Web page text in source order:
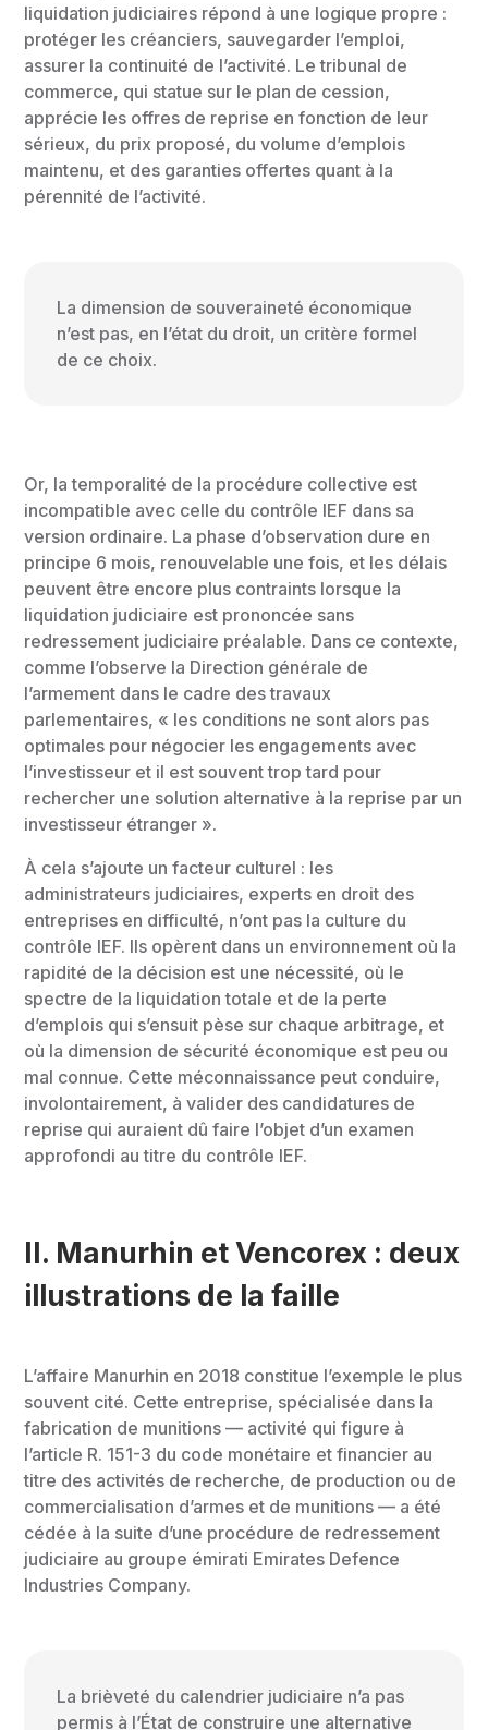
liquidation judiciaires répond à une logique propre :
protéger les créanciers, sauvegarder l’emploi,
assurer la continuité de l’activité. Le tribunal de
commerce, qui statue sur le plan de cession,
apprécie les offres de reprise en fonction de leur
sérieux, du prix proposé, du volume d’emplois
maintenu, et des garanties offertes quant à la
pérennité de l’activité.
La dimension de souveraineté économique
n’est pas, en l’état du droit, un critère formel
de ce choix.
Or, la temporalité de la procédure collective est
incompatible avec celle du contrôle IEF dans sa
version ordinaire. La phase d’observation dure en
principe 6 mois, renouvelable une fois, et les délais
peuvent être encore plus contraints lorsque la
liquidation judiciaire est prononcée sans
redressement judiciaire préalable. Dans ce contexte,
comme l’observe la Direction générale de
l’armement dans le cadre des travaux
parlementaires, « les conditions ne sont alors pas
optimales pour négocier les engagements avec
l’investisseur et il est souvent trop tard pour
rechercher une solution alternative à la reprise par un
investisseur étranger ».
À cela s’ajoute un facteur culturel : les
administrateurs judiciaires, experts en droit des
entreprises en difficulté, n’ont pas la culture du
contrôle IEF. Ils opèrent dans un environnement où la
rapidité de la décision est une nécessité, où le
spectre de la liquidation totale et de la perte
d’emplois qui s’ensuit pèse sur chaque arbitrage, et
où la dimension de sécurité économique est peu ou
mal connue. Cette méconnaissance peut conduire,
involontairement, à valider des candidatures de
reprise qui auraient dû faire l’objet d’un examen
approfondi au titre du contrôle IEF.
II. Manurhin et Vencorex : deux
illustrations de la faille
L’affaire Manurhin en 2018 constitue l’exemple le plus
souvent cité. Cette entreprise, spécialisée dans la
fabrication de munitions — activité qui figure à
l’article R. 151-3 du code monétaire et financier au
titre des activités de recherche, de production ou de
commercialisation d’armes et de munitions — a été
cédée à la suite d’une procédure de redressement
judiciaire au groupe émirati Emirates Defence
Industries Company.
La brièveté du calendrier judiciaire n’a pas
permis à l’État de construire une alternative